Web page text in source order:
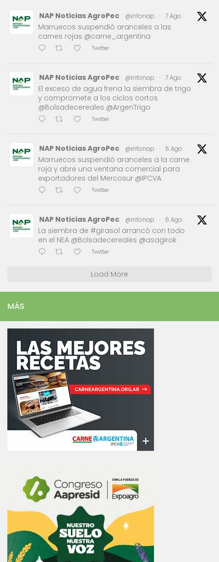
NAP Noticias AgroPec @infonap · 7 Ago
Marruecos suspendió aranceles a las
carnes rojas @carne_argentina
Twitter
NAP Noticias AgroPec @infonap · 7 Ago
El exceso de agua frena la siembra de trigo
y compromete a los ciclos cortos
@Bolsadecereales @ArgenTrigo
Twitter
NAP Noticias AgroPec @infonap · 6 Ago
Marruecos suspendió aranceles a la carne
roja y abre una ventana comercial para
exportadores del Mercosur @IPCVA
Twitter
NAP Noticias AgroPec @infonap · 6 Ago
La siembra de #girasol arrancó con todo
en el NEA @Bolsadecereales @asagirok
Twitter
Load More
MÁS